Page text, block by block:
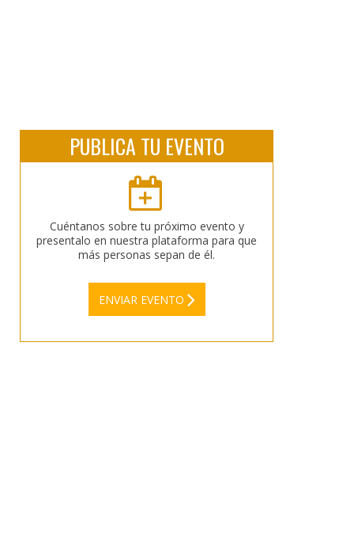
PUBLICA TU EVENTO
Cuéntanos sobre tu próximo evento y
presentalo en nuestra plataforma para que
más personas sepan de él.
ENVIAR EVENTO